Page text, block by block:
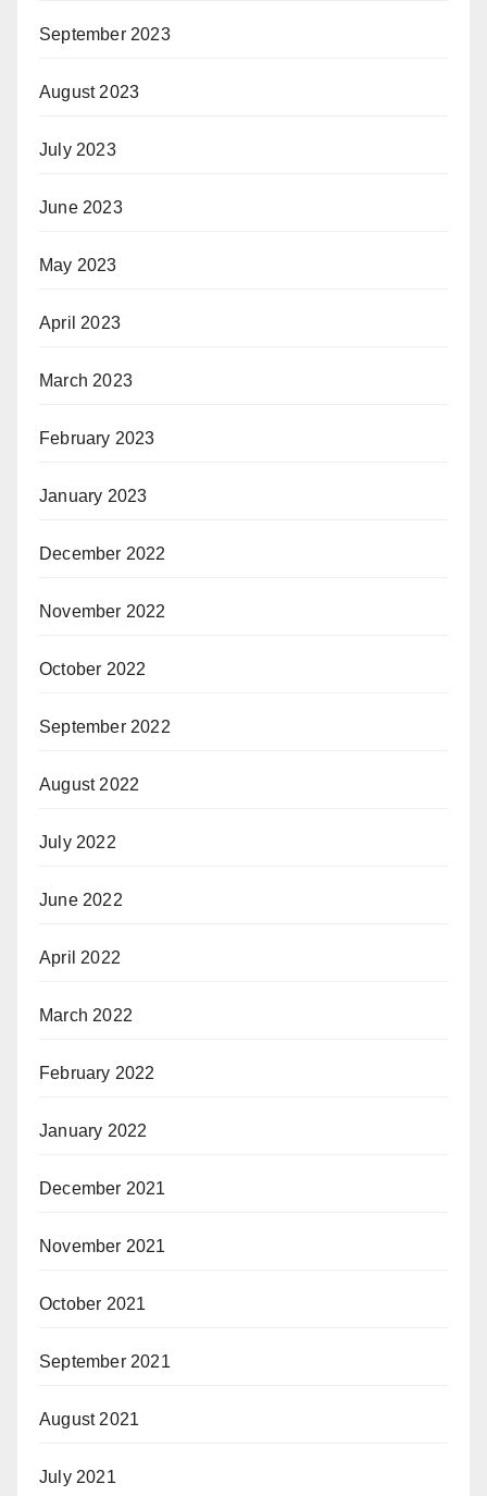
September 2023
August 2023
July 2023
June 2023
May 2023
April 2023
March 2023
February 2023
January 2023
December 2022
November 2022
October 2022
September 2022
August 2022
July 2022
June 2022
April 2022
March 2022
February 2022
January 2022
December 2021
November 2021
October 2021
September 2021
August 2021
July 2021